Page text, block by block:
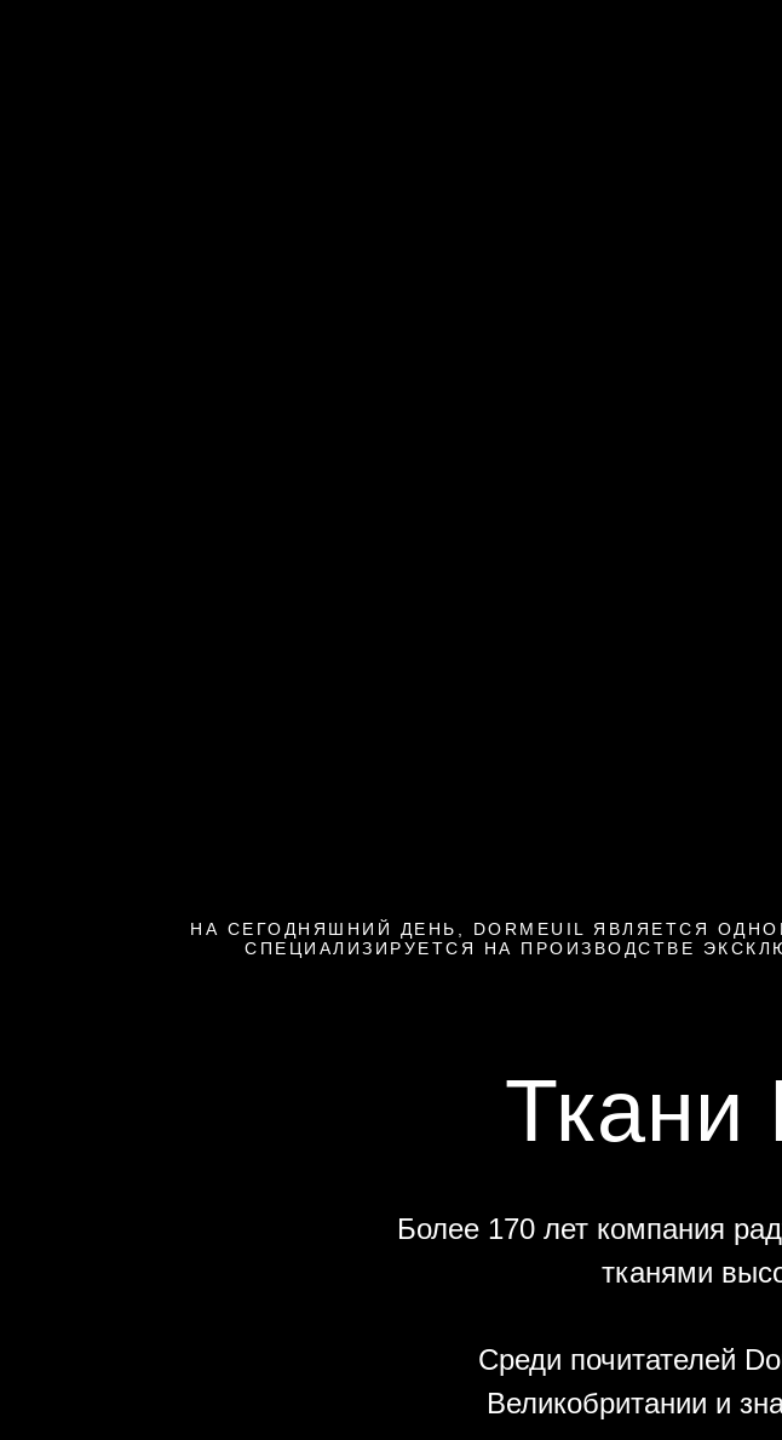
НА СЕГОДНЯШНИЙ ДЕНЬ, DORMEUIL ЯВЛЯЕТСЯ
СПЕЦИАЛИЗИРУЕТСЯ НА ПРОИЗВОДСТВЕ
Ткани
Более 170 лет компания
тканями
Среди почитателей
Великобритании и